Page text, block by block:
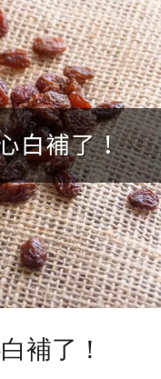
補了！